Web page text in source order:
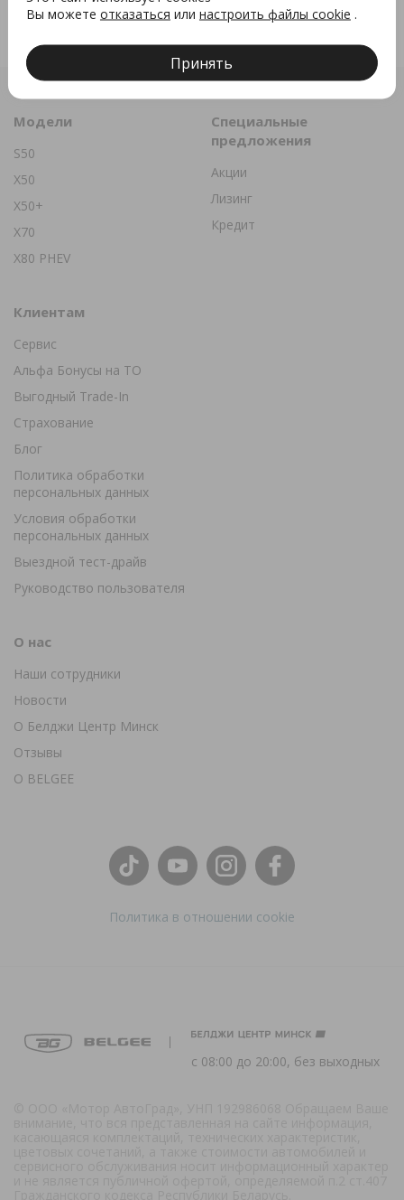
Модели
S50
X50
X50+
X70
X80 PHEV
Специальные
предложения
Акции
Лизинг
Кредит
Клиентам
Сервис
Альфа Бонусы на ТО
Выгодный Trade-In
Страхование
Блог
Политика обработки
персональных данных
Условия обработки
персональных данных
Выездной тест-драйв
Руководство пользователя
О нас
Наши сотрудники
Новости
О Белджи Центр Минск
Отзывы
О BELGEE
Политика в отношении cookie
с 08:00 до 20:00, без выходных
Вы можете отказаться или настроить файлы cookie .
Принять